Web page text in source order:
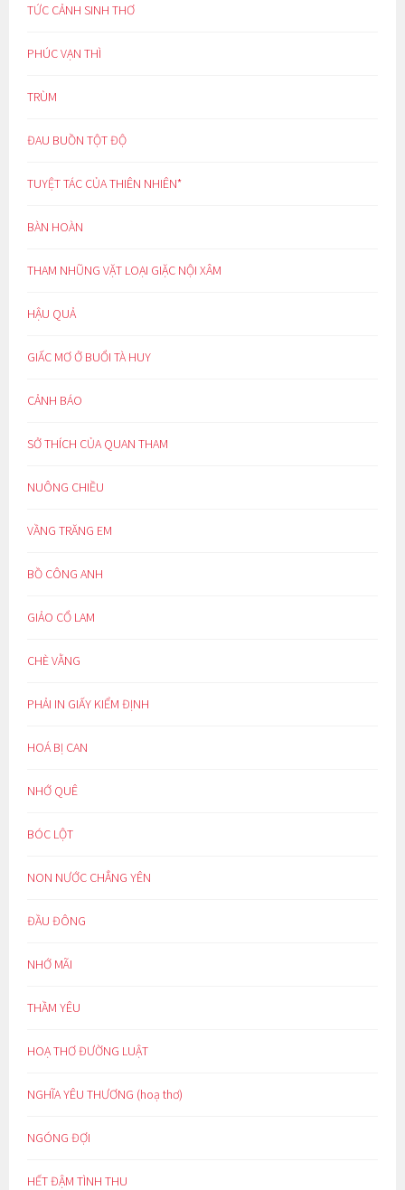
TỨC CẢNH SINH THƠ
PHÚC VẠN THÌ
TRÙM
ĐAU BUỒN TỘT ĐỘ
TUYỆT TÁC CỦA THIÊN NHIÊN*
BÀN HOÀN
THAM NHŨNG VẶT LOẠI GIẶC NỘI XÂM
HẬU QUẢ
GIẤC MƠ Ở BUỔI TÀ HUY
CẢNH BÁO
SỞ THÍCH CỦA QUAN THAM
NUÔNG CHIỀU
VẦNG TRĂNG EM
BỒ CÔNG ANH
GIẢO CỔ LAM
CHÈ VẰNG
PHẢI IN GIẤY KIỂM ĐỊNH
HOÁ BỊ CAN
NHỚ QUÊ
BÓC LỘT
NON NƯỚC CHẲNG YÊN
ĐẦU ĐÔNG
NHỚ MÃI
THẦM YÊU
HOẠ THƠ ĐƯỜNG LUẬT
NGHĨA YÊU THƯƠNG (hoạ thơ)
NGÓNG ĐỢI
HẾT ĐẬM TÌNH THU